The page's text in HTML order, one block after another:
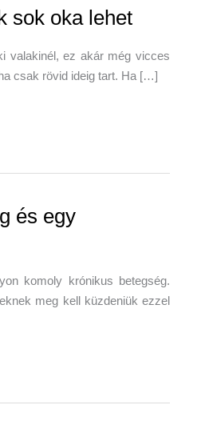
sok oka lehet
valakinél, ez akár még vicces
csak rövid ideig tart. Ha […]
és egy
komoly krónikus betegség.
meg kell küzdeniük ezzel